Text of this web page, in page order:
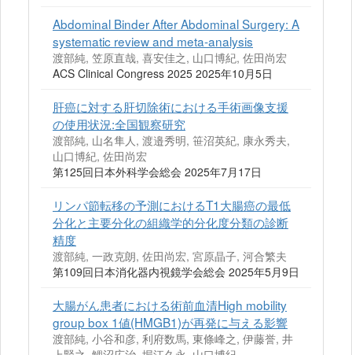
Abdominal Binder After Abdominal Surgery: A
systematic review and meta-analysis
渡部純, 笠原直哉, 喜安佳之, 山口博紀, 佐田尚宏
ACS Clinical Congress 2025 2025年10月5日
肝癌に対する肝切除術における手術画像支援
の使用状況:全国観察研究
渡部純, 山名隼人, 渡邉秀明, 笹沼英紀, 康永秀夫,
山口博紀, 佐田尚宏
第125回日本外科学会総会 2025年7月17日
リンパ節転移の予測におけるT1大腸癌の最低
分化と主要分化の組織学的分化度分類の診断
精度
渡部純, 一政克朗, 佐田尚宏, 宮原晶子, 河合繁夫
第109回日本消化器内視鏡学会総会 2025年5月9日
大腸がん患者における術前血清High mobility
group box 1値(HMGB1)が再発に与える影響
渡部純, 小谷和彦, 利府数馬, 東條峰之, 伊藤誉, 井